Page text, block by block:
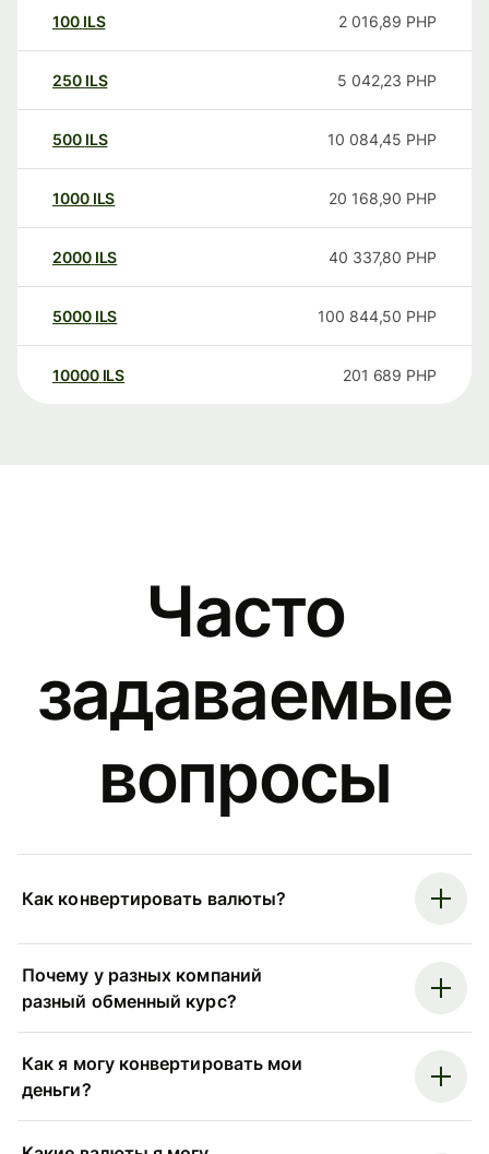
100 ILS 2 016,89 PHP
250 ILS 5 042,23 PHP
500 ILS 10 084,45 PHP
1000 ILS 20 168,90 PHP
2000 ILS 40 337,80 PHP
5000 ILS 100 844,50 PHP
10000 ILS 201 689 PHP
Часто
задаваемые
вопросы
Как конвертировать валюты?
Почему у разных компаний
разный обменный курс?
Как я могу конвертировать мои
деньги?